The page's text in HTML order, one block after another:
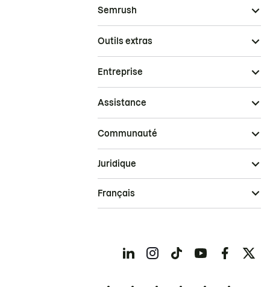
Semrush
Outils extras
Entreprise
Assistance
Communauté
Juridique
Français